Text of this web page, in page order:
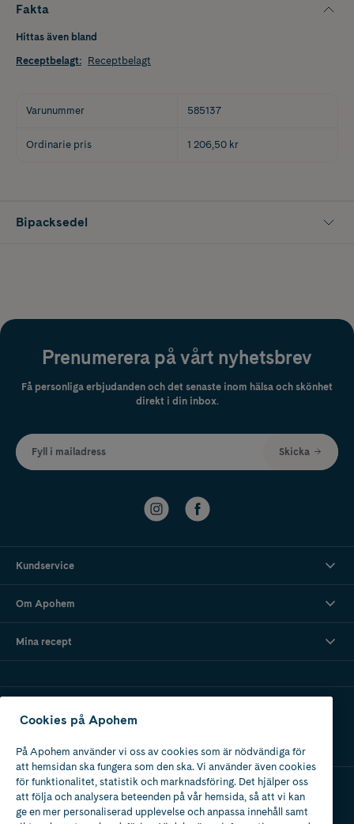
Fakta
Hittas även bland
Receptbelagt: Receptbelagt
Varunummer 585137
Ordinarie pris 1 206,50 kr
Bipacksedel
Prenumerera på vårt nyhetsbrev
Få personliga erbjudanden och det senaste inom hälsa och skönhet
direkt i din inbox.
Fyll i mailadress Skicka
Kundservice
Om Apohem
Mina recept
Apotek med tillstånd
av Läkemedelsverket
Cookies på Apohem
På Apohem använder vi oss av cookies som är nödvändiga för
att hemsidan ska fungera som den ska. Vi använder även cookies
för funktionalitet, statistik och marknadsföring. Det hjälper oss
att följa och analysera beteenden på vår hemsida, så att vi kan
ge en mer personaliserad upplevelse och anpassa innehåll samt